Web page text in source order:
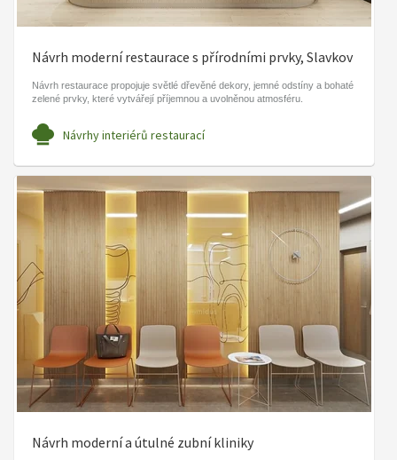
Návrh moderní restaurace s přírodními prvky, Slavkov
Návrh restaurace propojuje světlé dřevěné dekory, jemné odstíny a bohaté
zelené prvky, které vytvářejí příjemnou a uvolněnou atmosféru.
Návrhy interiérů restaurací
Návrh moderní a útulné zubní kliniky